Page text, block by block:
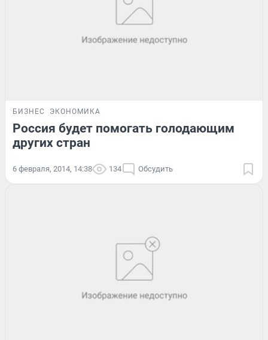
БИЗНЕС ЭКОНОМИКА
Россия будет помогать голодающим
других стран
6 февраля, 2014, 14:38 134 Обсудить